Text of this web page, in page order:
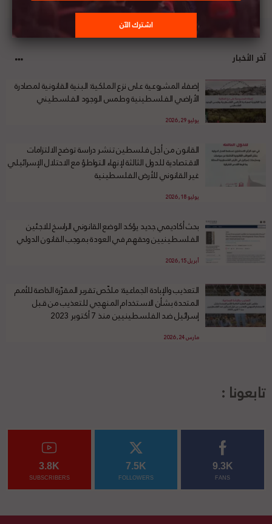
آخر الأخبار
إضفاء المشروعية على نزع الملكية: البنية القانونية لمصادرة
الأراضي الفلسطينية وطمس الوجود الفلسطيني
يوليو 29, 2026
القانون من أجل فلسطين تنشر دراسة توضح الالتزامات
الاقتصادية للدول الثالثة لإنهاء التواطؤ مع الاحتلال الإسرائيلي
غير القانوني للأرض الفلسطينية
يوليو 18, 2026
بحث أكاديمي جديد يؤكد الوضع القانوني الراسخ للاجئين
الفلسطينيين وحقهم في العودة بموجب القانون الدولي
أبريل 15, 2026
التعذيب والإبادة الجماعية: ملخّص تقرير المقرّرة الخاصة للأمم
المتحدة بشأن الاستخدام المنهجي للتعذيب من قبل
إسرائيل ضد الفلسطينيين منذ 7 أكتوبر 2023
مارس 24, 2026
تابعونا :
9.3K
FANS
7.5K
FOLLOWERS
3.8K
SUBSCRIBERS